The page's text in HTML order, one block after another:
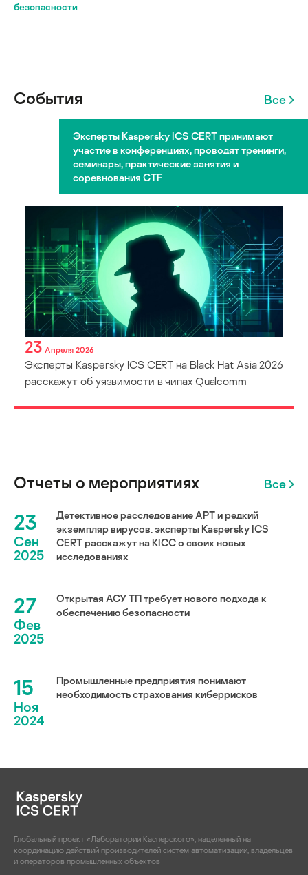
безопасности
События Все
Эксперты Kaspersky ICS CERT принимают
участие в конференциях, проводят тренинги,
семинары, практические занятия и
соревнования CTF
23 Апреля 2026
Эксперты Kaspersky ICS CERT на Black Hat Asia 2026
расскажут об уязвимости в чипах Qualcomm
Отчеты о мероприятиях Все
23
Сен
2025
Детективное расследование АРТ и редкий
экземпляр вирусов: эксперты Kaspersky ICS
CERT расскажут на KICC о своих новых
исследованиях
27
Фев
2025
Открытая АСУ ТП требует нового подхода к
обеспечению безопасности
15
Ноя
2024
Промышленные предприятия понимают
необходимость страхования киберрисков
Глобальный проект «Лаборатории Касперского», нацеленный на
координацию действий производителей систем автоматизации, владельцев
и операторов промышленных объектов